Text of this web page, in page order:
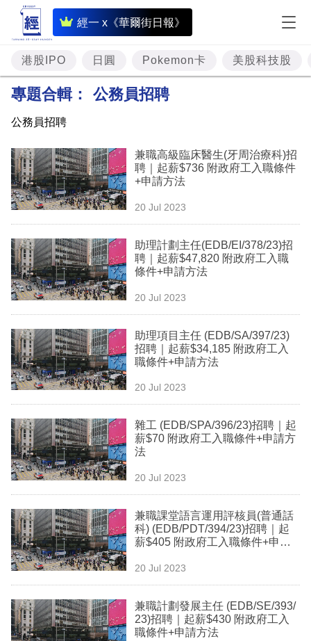
經一 x《華爾街日報》
即
時
財
經
投
資
樓
市
理
財
商
科
技
場
生
活
時
事
專
欄
閱
專
港股IPO 日圓 Pokemon卡 美股科技股
專題合輯： 公務員招聘
公務員招聘
兼職高級臨床醫生(牙周治療科)招
聘｜起薪$736 附政府工入職條件
+申請方法
20 Jul 2023
助理計劃主任(EDB/EI/378/23)招
聘｜起薪$47,820 附政府工入職
條件+申請方法
20 Jul 2023
助理項目主任 (EDB/SA/397/23)
招聘｜起薪$34,185 附政府工入
職條件+申請方法
20 Jul 2023
雜工 (EDB/SPA/396/23)招聘｜起
薪$70 附政府工入職條件+申請方
法
20 Jul 2023
兼職課堂語言運用評核員(普通話
科) (EDB/PDT/394/23)招聘｜起
薪$405 附政府工入職條件+申請
20 Jul 2023
兼職計劃發展主任 (EDB/SE/393/
23)招聘｜起薪$430 附政府工入
職條件+申請方法